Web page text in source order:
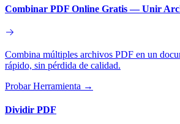
Combinar PDF Online Gratis — Unir
Combina múltiples archivos PDF en un
rápido, sin pérdida de calidad.
Probar Herramienta →
Dividir PDF